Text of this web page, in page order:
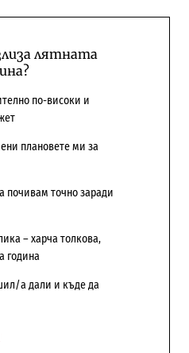
лятната
по-високи и
плановете ми за
почивам точно заради
– харча толкова,
година
а дали и къде да